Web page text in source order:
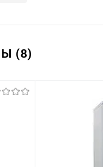
(8)